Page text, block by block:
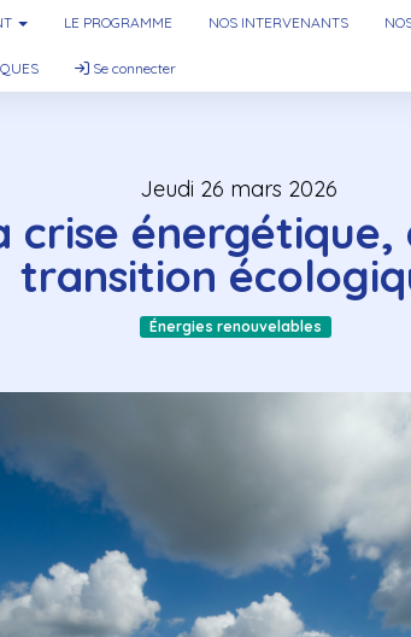
LE PROGRAMME NOS INTERVENANTS
Se connecter
jeudi 26 mars 2026
crise
transition
Énergies renouvelables